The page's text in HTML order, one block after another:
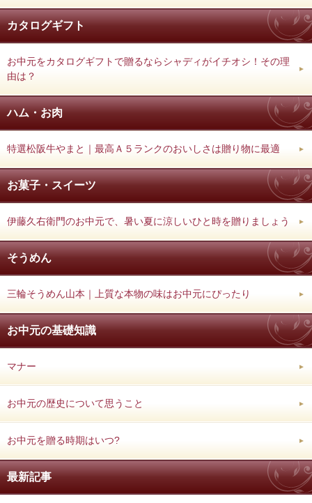
カタログギフト
お中元をカタログギフトで贈るならシャディがイチオシ！その理
由は？
ハム・お肉
特選松阪牛やまと｜最高Ａ５ランクのおいしさは贈り物に最適
お菓子・スイーツ
伊藤久右衛門のお中元で、暑い夏に涼しいひと時を贈りましょう
そうめん
三輪そうめん山本｜上質な本物の味はお中元にぴったり
お中元の基礎知識
マナー
お中元の歴史について思うこと
お中元を贈る時期はいつ?
最新記事